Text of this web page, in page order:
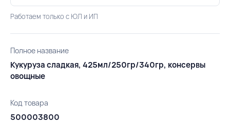
Работаем только с ЮЛ и ИП
Полное название
Кукуруза сладкая, 425мл/250гр/340гр, консервы
овощные
Код товара
500003800